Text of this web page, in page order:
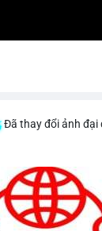
Đã thay đổi ảnh đại